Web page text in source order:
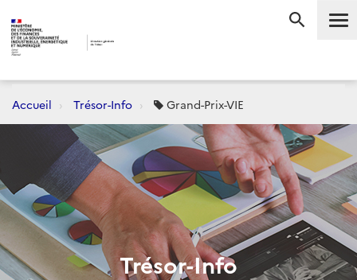
Accueil Trésor-Info Grand-Prix-VIE
Trésor-Info